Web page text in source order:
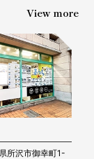
View more
所沢市御幸町1-